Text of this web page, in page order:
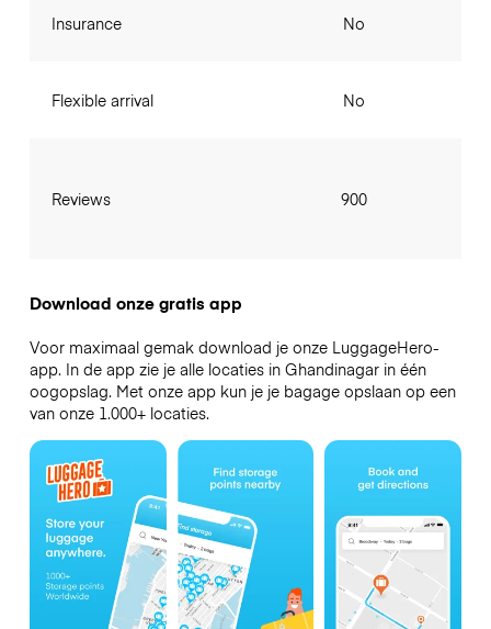
Insurance
Flexible arrival
Reviews
No
No
900
Download onze gratis app
Voor maximaal gemak download je onze LuggageHero-
app. In de app zie je alle locaties in Ghandinagar in één
oogopslag. Met onze app kun je je bagage opslaan op een
van onze 1.000+ locaties.